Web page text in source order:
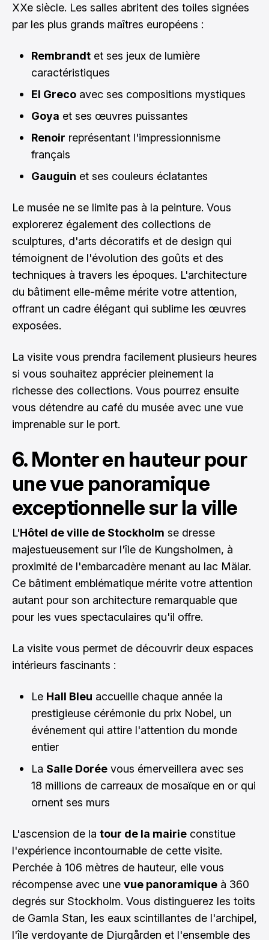
XXe siècle. Les salles abritent des toiles signées
par les plus grands maîtres européens :
Rembrandt et ses jeux de lumière
caractéristiques
El Greco avec ses compositions mystiques
Goya et ses œuvres puissantes
Renoir représentant l'impressionnisme
français
Gauguin et ses couleurs éclatantes
Le musée ne se limite pas à la peinture. Vous
explorerez également des collections de
sculptures, d'arts décoratifs et de design qui
témoignent de l'évolution des goûts et des
techniques à travers les époques. L'architecture
du bâtiment elle-même mérite votre attention,
offrant un cadre élégant qui sublime les œuvres
exposées.
La visite vous prendra facilement plusieurs heures
si vous souhaitez apprécier pleinement la
richesse des collections. Vous pourrez ensuite
vous détendre au café du musée avec une vue
imprenable sur le port.
6. Monter en hauteur pour
une vue panoramique
exceptionnelle sur la ville
L'Hôtel de ville de Stockholm se dresse
majestueusement sur l'île de Kungsholmen, à
proximité de l'embarcadère menant au lac Mälar.
Ce bâtiment emblématique mérite votre attention
autant pour son architecture remarquable que
pour les vues spectaculaires qu'il offre.
La visite vous permet de découvrir deux espaces
intérieurs fascinants :
Le Hall Bleu accueille chaque année la
prestigieuse cérémonie du prix Nobel, un
événement qui attire l'attention du monde
entier
La Salle Dorée vous émerveillera avec ses
18 millions de carreaux de mosaïque en or qui
ornent ses murs
L'ascension de la tour de la mairie constitue
l'expérience incontournable de cette visite.
Perchée à 106 mètres de hauteur, elle vous
récompense avec une vue panoramique à 360
degrés sur Stockholm. Vous distinguerez les toits
de Gamla Stan, les eaux scintillantes de l'archipel,
l'île verdoyante de Djurgården et l'ensemble des